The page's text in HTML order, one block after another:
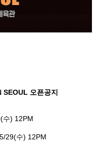
SEOUL 오픈공지
수) 12PM
29(수) 12PM